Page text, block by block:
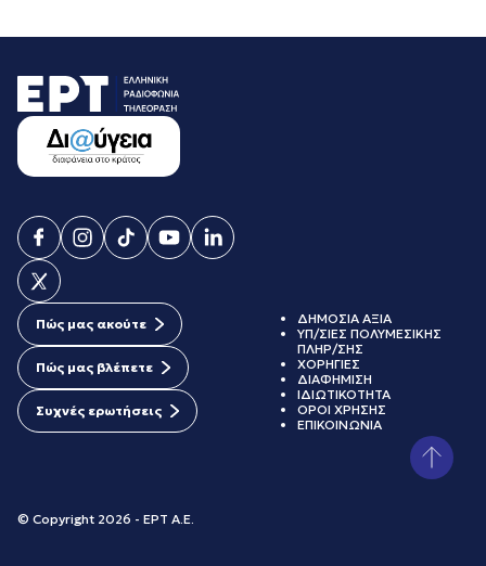
Πώς μας ακούτε
Πώς μας βλέπετε
Συχνές ερωτήσεις
© Copyright 2026 - ΕΡΤ Α.Ε.
ΔΗΜΟΣΙΑ ΑΞΙΑ
ΥΠ/ΣΙΕΣ ΠΟΛΥΜΕΣΙΚΗΣ
ΠΛΗΡ/ΣΗΣ
ΧΟΡΗΓΙΕΣ
ΔΙΑΦΗΜΙΣΗ
ΙΔΙΩΤΙΚΟΤΗΤΑ
ΟΡΟΙ ΧΡΗΣΗΣ
ΕΠΙΚΟΙΝΩΝΙΑ